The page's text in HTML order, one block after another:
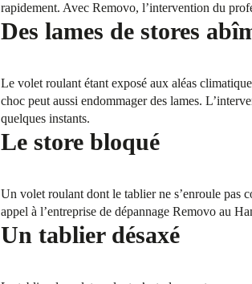
rapidement. Avec Removo, l’intervention du
Des lames de stores
Le volet roulant étant exposé aux aléas
choc peut aussi endommager des lames.
quelques instants.
Le store bloqué
Un volet roulant dont le tablier ne s’enroule pas
appel à l’entreprise de dépannage Removo au
Un tablier désaxé